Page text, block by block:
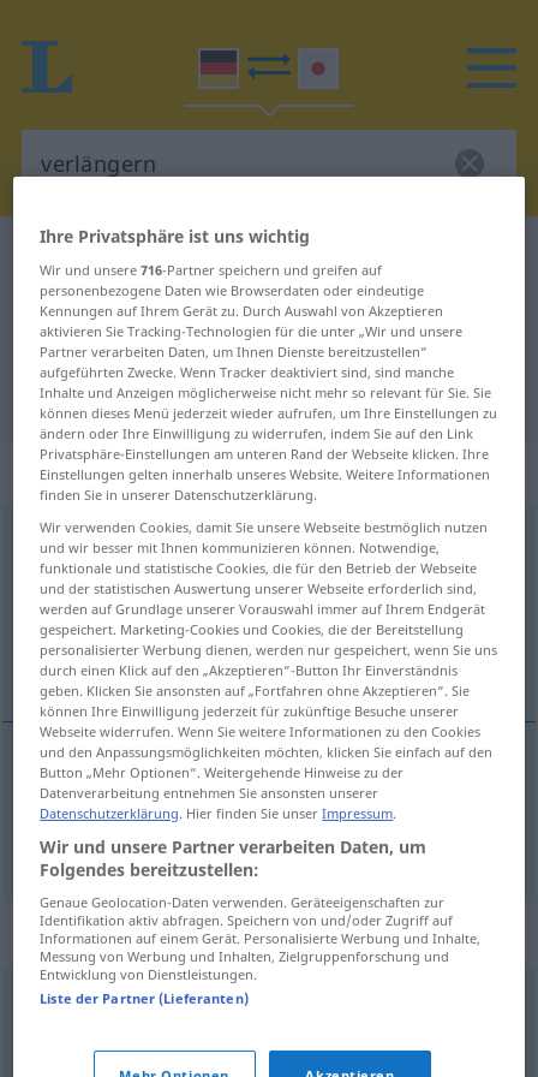
Deutsch-Japanisch Wörterbuch
Deutsch-Japanisch Übersetzung
für "verlängern"
"verlängern" Japanisch Übersetzung
„verlängern“
verlängern
Übersicht aller Übersetzungen
(Für mehr Details die Übersetzung anklicken/antippen)
長くする, 延長する
長くする[nagaku suru] verlängern
延長する[enchō suru] verlängern zeitlich
Synonyme für "verlängern"
Ihre Privatsphäre ist uns wichtig
Wir und unsere716-Partner speichern und greifen auf
personenbezogene Daten wie Browserdaten oder eindeutige
Kennungen auf Ihrem Gerät zu. Durch Auswahl von Akzeptieren
aktivieren Sie Tracking-Technologien für die unter „Wir und unsere
Partner verarbeiten Daten, um Ihnen Dienste bereitzustellen“
aufgeführten Zwecke. Wenn Tracker deaktiviert sind, sind manche
Inhalte und Anzeigen möglicherweise nicht mehr so relevant für Sie. Sie
können dieses Menü jederzeit wieder aufrufen, um Ihre Einstellungen zu
ändern oder Ihre Einwilligung zu widerrufen, indem Sie auf den Link
Privatsphäre-Einstellungen am unteren Rand der Webseite klicken. Ihre
Einstellungen gelten innerhalb unseres Website. Weitere Informationen
finden Sie in unserer Datenschutzerklärung.
Wir verwenden Cookies, damit Sie unsere Webseite bestmöglich nutzen
und wir besser mit Ihnen kommunizieren können. Notwendige,
funktionale und statistische Cookies, die für den Betrieb der Webseite
und der statistischen Auswertung unserer Webseite erforderlich sind,
werden auf Grundlage unserer Vorauswahl immer auf Ihrem Endgerät
gespeichert. Marketing-Cookies und Cookies, die der Bereitstellung
personalisierter Werbung dienen, werden nur gespeichert, wenn Sie uns
durch einen Klick auf den „Akzeptieren“-Button Ihr Einverständnis
geben. Klicken Sie ansonsten auf „Fortfahren ohne Akzeptieren“. Sie
können Ihre Einwilligung jederzeit für zukünftige Besuche unserer
Webseite widerrufen. Wenn Sie weitere Informationen zu den Cookies
und den Anpassungsmöglichkeiten möchten, klicken Sie einfach auf den
Button „Mehr Optionen“. Weitergehende Hinweise zu der
Datenverarbeitung entnehmen Sie ansonsten unserer
Datenschutzerklärung. Hier finden Sie unserImpressum.
Wir und unsere Partner verarbeiten Daten, um
Folgendes bereitzustellen:
Genaue Geolocation-Daten verwenden. Geräteeigenschaften zur
Identifikation aktiv abfragen. Speichern von und/oder Zugriff auf
Informationen auf einem Gerät. Personalisierte Werbung und Inhalte,
Messung von Werbung und Inhalten, Zielgruppenforschung und
Entwicklung von Dienstleistungen.
Liste der Partner (Lieferanten)